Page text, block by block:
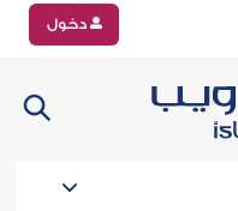
دخول